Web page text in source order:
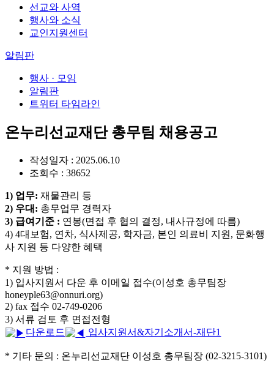
선교와 사역
행사와 소식
교인지원센터
알림판
행사 · 모임
알림판
트위터 타임라인
온누리선교재단 총무팀 채용공고
작성일자 : 2025.06.10
조회수 : 38652
1) 업무: 재물관리 등
2) 우대: 총무업무 경력자
3) 급여기준 : 연봉(면접 후 협의 결정, 내사규정에 따름)
4) 4대보험, 연차, 식사제공, 학자금, 본인 의료비 지원, 문화행
사 지원 등 다양한 혜택
* 지원 방법 :
1) 입사지원서 다운 후 이메일 접수(이성호 총무팀장
honeyple63@onnuri.org)
2) fax 접수 02-749-0206
3) 서류 검토 후 면접전형
다운로드
입사지원서&자기소개서-재단1
* 기타 문의 : 온누리선교재단 이성호 총무팀장 (02-3215-3101)